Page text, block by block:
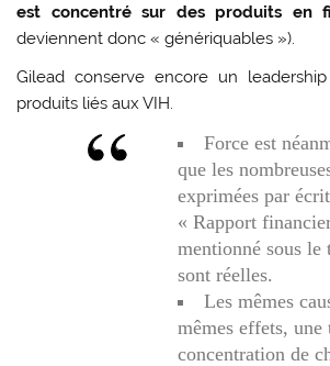
est concentré sur des produits en
deviennent donc « génériquables »).
Gilead conserve encore un
produits liés aux VIH.
Force est
que les
exprimées par
« Rapport
mentionné sous le
sont réelles.
Les mêmes
mêmes effets,
concentration de